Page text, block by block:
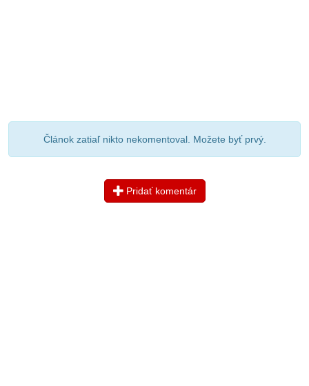
Článok zatiaľ nikto nekomentoval. Možete byť prvý.
Pridať komentár